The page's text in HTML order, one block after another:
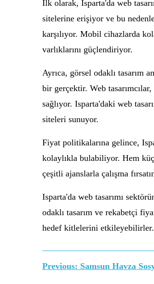
İlk olarak, Isparta'da web
sitelerine erişiyor ve bu
karşılıyor. Mobil cihazlarda
varlıklarını güçlendiriyor.
Ayrıca, görsel odaklı tasarım
bir gerçektir. Web
sağlıyor. Isparta'daki web
siteleri sunuyor.
Fiyat politikalarına gelince,
kolaylıkla bulabiliyor. Hem
çeşitli ajanslarla çalışma
Isparta'da web tasarımı
odaklı tasarım ve rekabetçi
hedef kitlelerini etkileyebilirler.
Yazı
Previous: Samsun Havza